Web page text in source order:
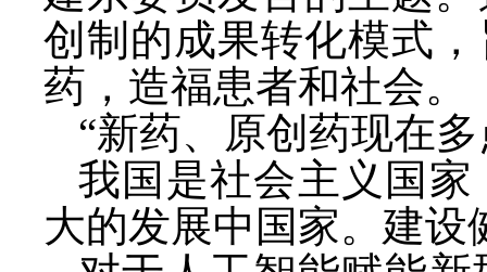
创制的成果转化模式
药，造福患者和社会。
“新药、原创药现在
我国是社会主义国
大的发展中国家。建